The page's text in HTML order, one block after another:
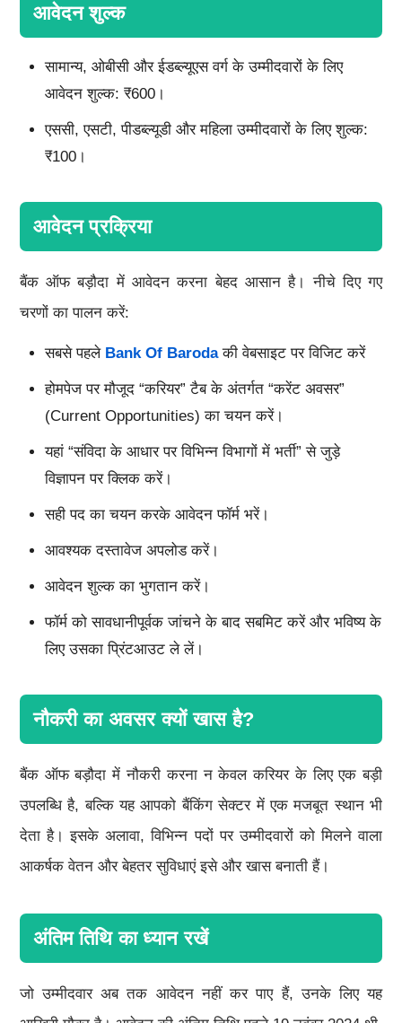
आवेदन शुल्क
सामान्य, ओबीसी और ईडब्ल्यूएस वर्ग के उम्मीदवारों के लिए
आवेदन शुल्क: ₹600।
एससी, एसटी, पीडब्ल्यूडी और महिला उम्मीदवारों के लिए शुल्क:
₹100।
आवेदन प्रक्रिया
बैंक ऑफ बड़ौदा में आवेदन करना बेहद आसान है। नीचे दिए गए
चरणों का पालन करें:
सबसे पहले Bank Of Barodaकी वेबसाइट पर विजिट करें
होमपेज पर मौजूद “करियर” टैब के अंतर्गत “करेंट अवसर”
(Current Opportunities) का चयन करें।
यहां “संविदा के आधार पर विभिन्न विभागों में भर्ती” से जुड़े
विज्ञापन पर क्लिक करें।
सही पद का चयन करके आवेदन फॉर्म भरें।
आवश्यक दस्तावेज अपलोड करें।
आवेदन शुल्क का भुगतान करें।
फॉर्म को सावधानीपूर्वक जांचने के बाद सबमिट करें और भविष्य के
लिए उसका प्रिंटआउट ले लें।
नौकरी का अवसर क्यों खास है?
बैंक ऑफ बड़ौदा में नौकरी करना न केवल करियर के लिए एक बड़ी
उपलब्धि है, बल्कि यह आपको बैंकिंग सेक्टर में एक मजबूत स्थान भी
देता है। इसके अलावा, विभिन्न पदों पर उम्मीदवारों को मिलने वाला
आकर्षक वेतन और बेहतर सुविधाएं इसे और खास बनाती हैं।
अंतिम तिथि का ध्यान रखें
जो उम्मीदवार अब तक आवेदन नहीं कर पाए हैं, उनके लिए यह